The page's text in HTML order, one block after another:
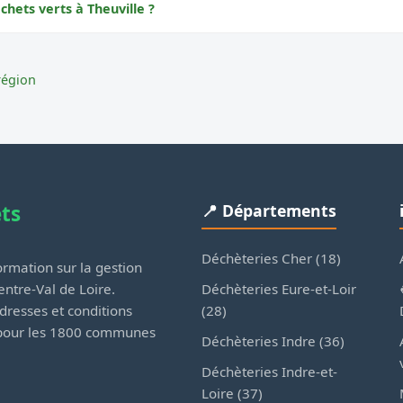
verts à Theuville ?
sur la gestion
Val de Loire.
et conditions
les 1800 communes
📍 Départements
Déchèteries Cher (18)
Déchèteries Eure-et-Loir
(28)
Déchèteries Indre (36)
Déchèteries Indre-et-
Loire (37)